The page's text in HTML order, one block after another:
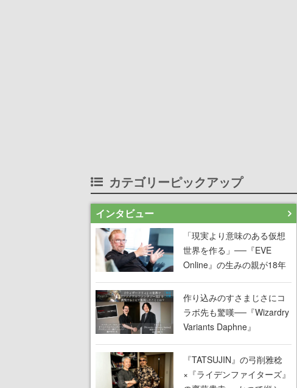
カテゴリーピックアップ
インタビュー
「現実より意味のある仮想
世界を作る」──『EVE
Online』の生みの親が18年
言”は、比喩ではなく本気だ
った
作り込みのすさまじさにコ
ラボ先も驚嘆──『Wizardry
Variants Daphne』
定なのにジョブもキャラも
武器も戦闘システムもワン
オフで作り込まれた理由を
『TATSUJIN』の弓削雅稔
×『ライデンファイターズ』